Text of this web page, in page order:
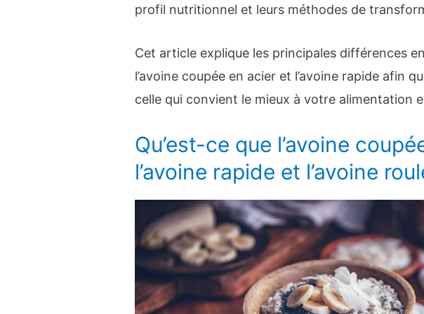
profil nutritionnel et leurs méthodes de
Cet article explique les principales différences
l’avoine coupée en acier et l’avoine rapide afin
celle qui convient le mieux à votre alimentation
Qu’est-ce que l’avoine
l’avoine rapide et l’avoine